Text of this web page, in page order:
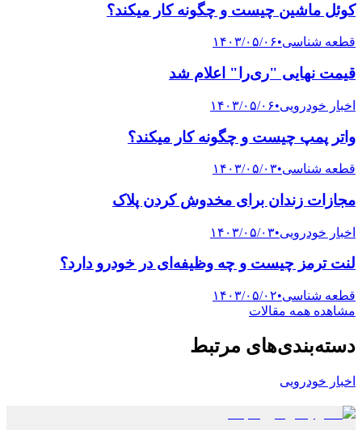
کوئل ماشین چیست و چگونه کار میکند؟
قطعه شناسی•۱۴۰۳/۰۵/۰۶
قیمت نهایی "ری‌را" اعلام شد
اخبار خودرویی•۱۴۰۳/۰۵/۰۶
واتر پمپ چیست و چگونه کار میکند؟
قطعه شناسی•۱۴۰۳/۰۵/۰۳
مجازات زندان برای مخدوش کردن پلاک
اخبار خودرویی•۱۴۰۳/۰۵/۰۳
لنت ترمز چیست و چه وظیفه‌ای در خودرو دارد؟
قطعه شناسی•۱۴۰۳/۰۵/۰۲
مشاهده همه مقالات
دسته‌بندی‌های مرتبط
اخبار خودرویی